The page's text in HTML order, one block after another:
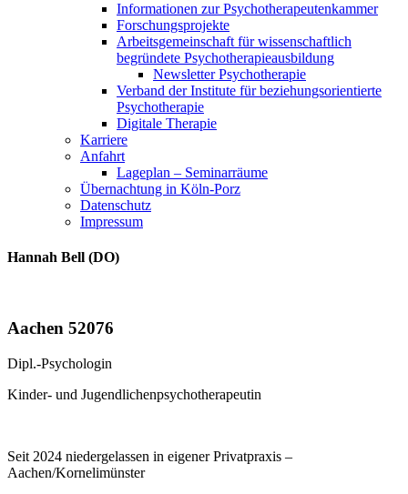
Informationen zur Psychotherapeutenkammer
Forschungsprojekte
Arbeitsgemeinschaft für wissenschaftlich
begründete Psychotherapieausbildung
Newsletter Psychotherapie
Verband der Institute für beziehungsorientierte
Psychotherapie
Digitale Therapie
Karriere
Anfahrt
Lageplan – Seminarräume
Übernachtung in Köln-Porz
Datenschutz
Impressum
Hannah Bell (DO)
Aachen 52076
Dipl.-Psychologin
Kinder- und Jugendlichenpsychotherapeutin
Seit 2024 niedergelassen in eigener Privatpraxis –
Aachen/Kornelimünster